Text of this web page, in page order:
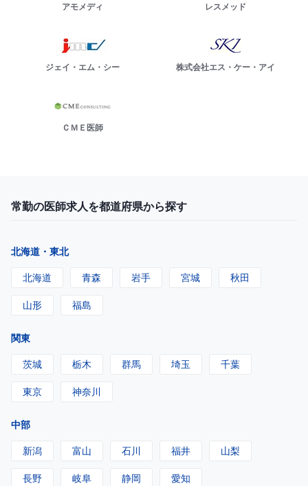
アモメディ レスメッド
ジェイ・エム・シー 株式会社エス・ケー・アイ
ＣＭＥ医師
常勤の医師求人を都道府県から探す
北海道・東北
北海道
青森 岩手 宮城 秋田
山形 福島
関東
茨城
栃木 群馬 埼玉 千葉
東京 神奈川
中部
新潟
富山 石川 福井 山梨
長野 岐阜 静岡 愛知